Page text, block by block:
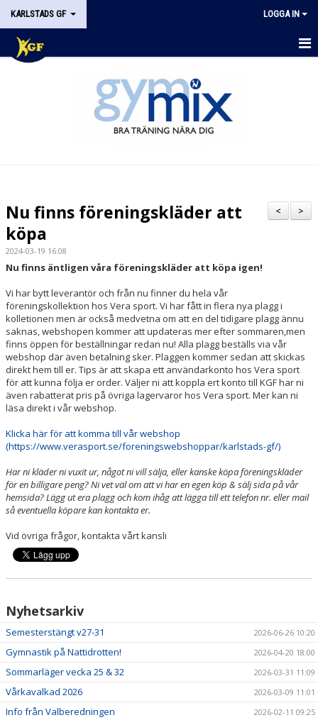
KARLSTADS GF LOGGA IN
KALENDER
STÖDMEDLEM
KONTAKT
PRISER & TERMINSTIDER
BLI LEDARE
FÖRENINGSKOLLEKTION
HYRA KGF-LOKALEN
SPONSORER
FRITIDSKORTET
>
<
Nu finns föreningskläder att
köpa
2024-03-19 16:08
Nu finns äntligen våra föreningskläder att köpa igen!
Vi har bytt leverantör och från nu finner du hela vår
föreningskollektion hos Vera sport. Vi har fått in flera nya plagg i
kolletionen men är också medvetna om att en del tidigare plagg ännu
saknas, webshopen kommer att updateras mer efter sommaren,men
finns öppen för beställningar redan nu! Alla plagg beställs via vår
webshop där även betalning sker. Plaggen kommer sedan att skickas
direkt hem till er. Tips är att skapa ett användarkonto hos Vera sport
för att kunna följa er order. Väljer ni att koppla ert konto till KGF har ni
även rabatterat pris på övriga lagervaror hos Vera sport. Mer kan ni
läsa direkt i vår webshop.
Klicka här för att komma till vår webshop
(https://www.verasport.se/foreningswebshoppar/karlstads-gf/)
Har ni kläder ni vuxit ur, något ni vill sälja, eller kanske köpa föreningskläder
för en billigare peng? Ni vet väl om att vi har en egen köp & sälj sida på vår
hemsida? Lägg ut era plagg och kom ihåg att lägga till ett telefon nr. eller mail
så eventuella köpare kan kontakta er.
Vid övriga frågor, kontakta vårt kansli
Nyhetsarkiv
Semesterstängt v27-31 2026-06-26 10:20
Gymnastik på Nattidrotten! 2026-04-20 18:00
Sommarläger vecka 25 & 32 2026-03-31 11:09
Vårkavalkad 2026 2026-03-09 11:01
Info från Valberedningen 2026-02-11 09:25